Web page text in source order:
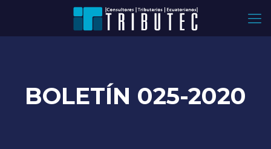
BOLETÍN 025-2020